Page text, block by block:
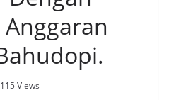
115 Views